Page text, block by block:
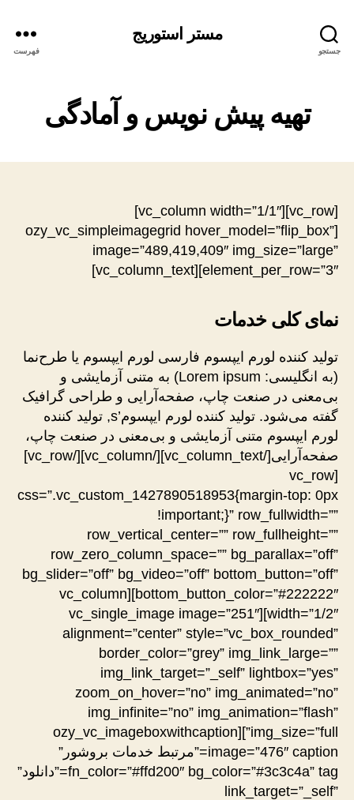
جستجو
مستر استوریج
فهرست
تهیه پیش نویس و آمادگی
[vc_row][vc_column width=”1/1″]
[ozy_vc_simpleimagegrid hover_model=”flip_box”
image=”489,419,409″ img_size=”large”
element_per_row=”3″][vc_column_text]
نمای کلی خدمات
تولید کننده لورم ایپسوم فارسی لورم ایپسوم یا طرح‌نما
(به انگلیسی: Lorem ipsum) به متنی آزمایشی و
بی‌معنی در صنعت چاپ، صفحه‌آرایی و طراحی گرافیک
گفته می‌شود. تولید کننده لورم ایپسوم’s, تولید کننده
لورم ایپسوم متنی آزمایشی و بی‌معنی در صنعت چاپ،
صفحه‌آرایی[/vc_column_text][/vc_column][/vc_row]
[vc_row
css=”.vc_custom_1427890518953{margin-top: 0px
!important;}” row_fullwidth=””
row_vertical_center=”” row_fullheight=””
row_zero_column_space=”” bg_parallax=”off”
bg_slider=”off” bg_video=”off” bottom_button=”off”
bottom_button_color=”#222222″][vc_column
width=”1/2″][vc_single_image image=”251″
alignment=”center” style=”vc_box_rounded”
border_color=”grey” img_link_large=””
img_link_target=”_self” lightbox=”yes”
zoom_on_hover=”no” img_animated=”no”
img_infinite=”no” img_animation=”flash”
img_size=”full”][ozy_vc_imageboxwithcaption
image=”476″ caption=”مرتبط خدمات بروشور”
fn_color=”#ffd200″ bg_color=”#3c3c4a” tag=”دانلود”
link_target=”_self”